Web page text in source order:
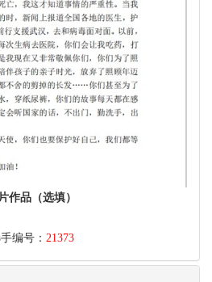
作品（选填）
编号： 21373